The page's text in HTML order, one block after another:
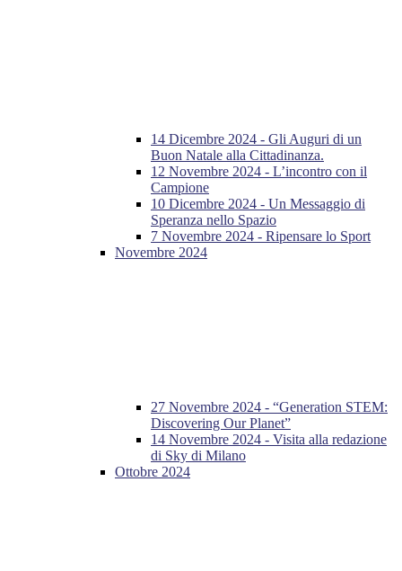
14 Dicembre 2024 - Gli Auguri di un
Buon Natale alla Cittadinanza.
12 Novembre 2024 - L’incontro con il
Campione
10 Dicembre 2024 - Un Messaggio di
Speranza nello Spazio
7 Novembre 2024 - Ripensare lo Sport
Novembre 2024
27 Novembre 2024 - “Generation STEM:
Discovering Our Planet”
14 Novembre 2024 - Visita alla redazione
di Sky di Milano
Ottobre 2024